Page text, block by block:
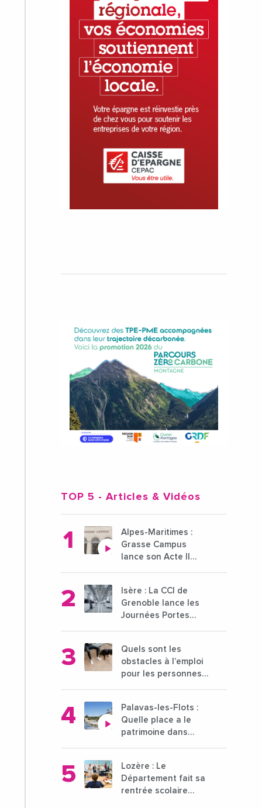
TOP 5 - Articles & Vidéos
Alpes-Maritimes :
Grasse Campus
lance son Acte II
pour l'enseignement
supérieur
Isère : La CCI de
Grenoble lance les
Journées Portes
21 octobre 2024
Quels sont les
obstacles à l’emploi
pour les personnes
Palavas-les-Flots :
Quelle place a le
patrimoine dans
Lozère : Le
Département fait sa
rentrée scolaire